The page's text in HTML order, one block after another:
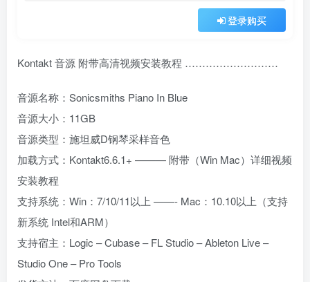
登录购买
Kontakt 音源 附带高清视频安装教程 ………………………
音源名称：Sonicsmiths Piano In Blue
音源大小：11GB
音源类型：施坦威D钢琴采样音色
加载方式：Kontakt6.6.1+ ——— 附带（Win Mac）详细视频
安装教程
支持系统：Win：7/10/11以上 ——- Mac：10.10以上（支持
新系统 Intel和ARM）
支持宿主：Logic – Cubase – FL Studio – Ableton Live –
Studio One – Pro Tools